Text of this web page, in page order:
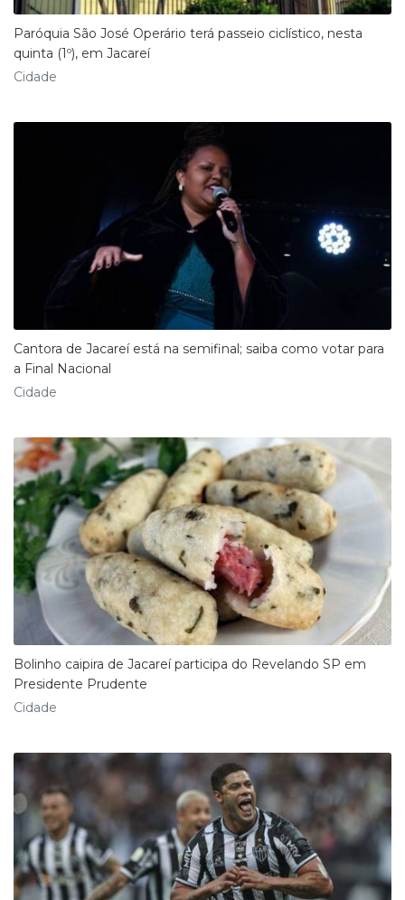
Paróquia São José Operário terá passeio ciclístico, nesta
quinta (1º), em Jacareí
Cidade
Cantora de Jacareí está na semifinal; saiba como votar para
a Final Nacional
Cidade
Bolinho caipira de Jacareí participa do Revelando SP em
Presidente Prudente
Cidade